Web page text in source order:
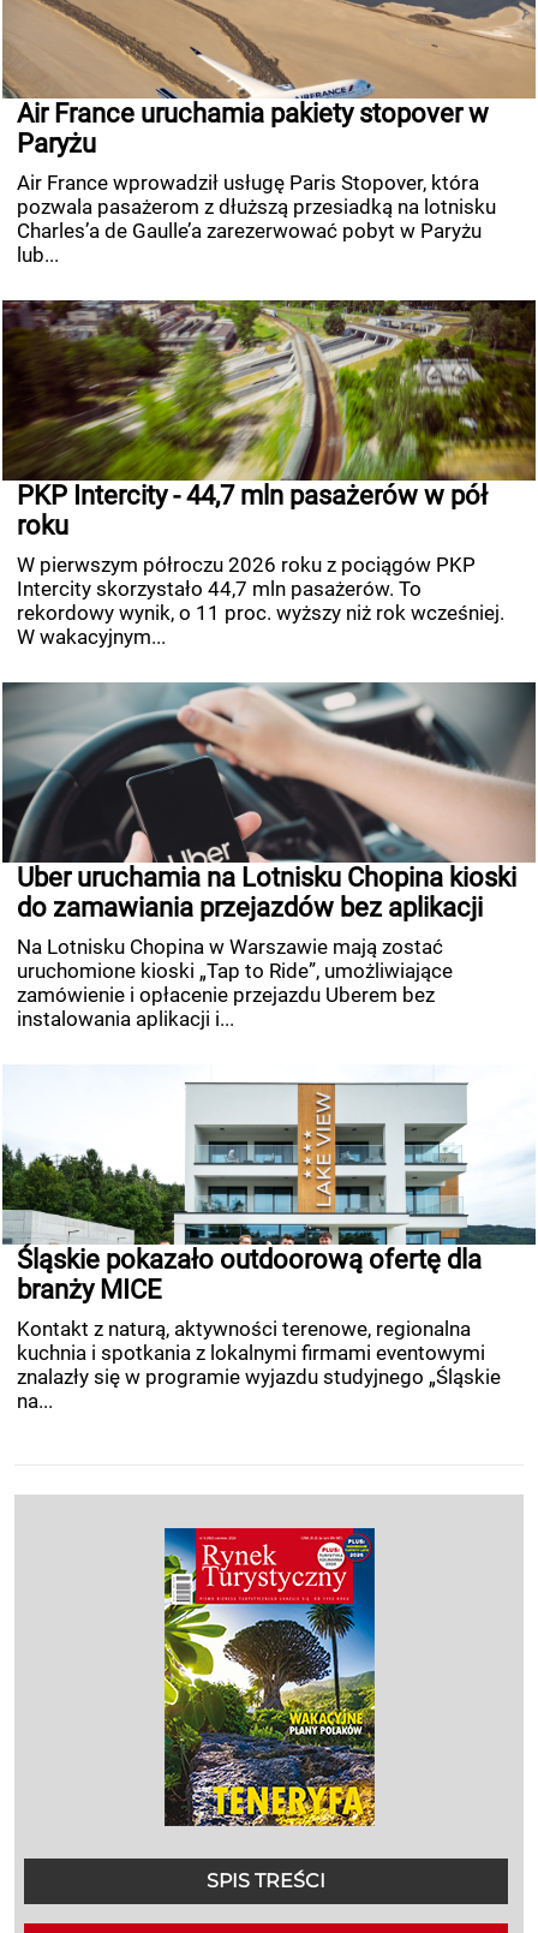
Air France uruchamia pakiety stopover w
Paryżu
Air France wprowadził usługę Paris Stopover, która
pozwala pasażerom z dłuższą przesiadką na lotnisku
Charles’a de Gaulle’a zarezerwować pobyt w Paryżu
lub...
PKP Intercity - 44,7 mln pasażerów w pół
roku
W pierwszym półroczu 2026 roku z pociągów PKP
Intercity skorzystało 44,7 mln pasażerów. To
rekordowy wynik, o 11 proc. wyższy niż rok wcześniej.
W wakacyjnym...
Uber uruchamia na Lotnisku Chopina kioski
do zamawiania przejazdów bez aplikacji
Na Lotnisku Chopina w Warszawie mają zostać
uruchomione kioski „Tap to Ride”, umożliwiające
zamówienie i opłacenie przejazdu Uberem bez
instalowania aplikacji i...
Śląskie pokazało outdoorową ofertę dla
branży MICE
Kontakt z naturą, aktywności terenowe, regionalna
kuchnia i spotkania z lokalnymi firmami eventowymi
znalazły się w programie wyjazdu studyjnego „Śląskie
na...
SPIS TREŚCI